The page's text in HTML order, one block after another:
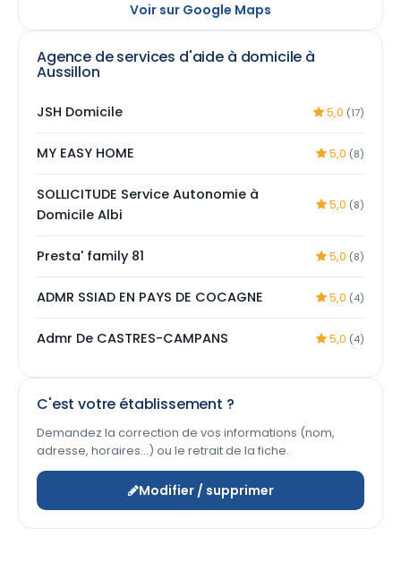
Voir sur Google Maps
Agence de services d'aide à domicile à
Aussillon
JSH Domicile 5,0 (17)
MY EASY HOME 5,0 (8)
SOLLICITUDE Service Autonomie à
Domicile Albi
5,0 (8)
Presta' family 81 5,0 (8)
ADMR SSIAD EN PAYS DE COCAGNE 5,0 (4)
Admr De CASTRES-CAMPANS 5,0 (4)
C'est votre établissement ?
Demandez la correction de vos informations (nom,
adresse, horaires…) ou le retrait de la fiche.
Modifier / supprimer